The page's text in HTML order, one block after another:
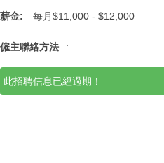
薪金: 每月$11,000 - $12,000
僱主聯絡方法 :
此招聘信息已經過期！